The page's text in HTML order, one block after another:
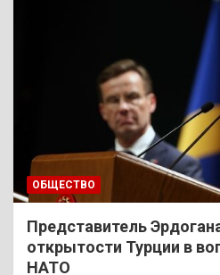
ОБЩЕСТВО
Представитель
открытости Турции в
НАТО